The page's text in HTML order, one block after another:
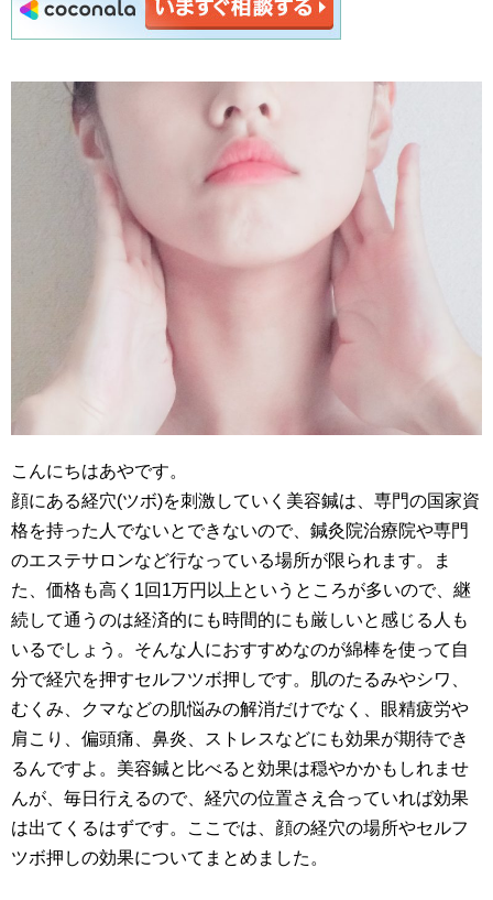
こんにちはあやです。
顔にある経穴(ツボ)を刺激していく美容鍼は、専門の国家資
格を持った人でないとできないので、鍼灸院治療院や専門
のエステサロンなど行なっている場所が限られます。ま
た、価格も高く1回1万円以上というところが多いので、継
続して通うのは経済的にも時間的にも厳しいと感じる人も
いるでしょう。そんな人におすすめなのが綿棒を使って自
分で経穴を押すセルフツボ押しです。肌のたるみやシワ、
むくみ、クマなどの肌悩みの解消だけでなく、眼精疲労や
肩こり、偏頭痛、鼻炎、ストレスなどにも効果が期待でき
るんですよ。美容鍼と比べると効果は穏やかかもしれませ
んが、毎日行えるので、経穴の位置さえ合っていれば効果
は出てくるはずです。ここでは、顔の経穴の場所やセルフ
ツボ押しの効果についてまとめました。